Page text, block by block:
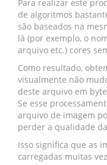
Para realizar este
de algoritmos
são baseados na
lá (por exemplo, o
arquivo etc.) cores
Como resultado,
visualmente não
deste arquivo em
Se esse
arquivo de imagem
perder a qualidade
Isso significa que as
carregadas muitas